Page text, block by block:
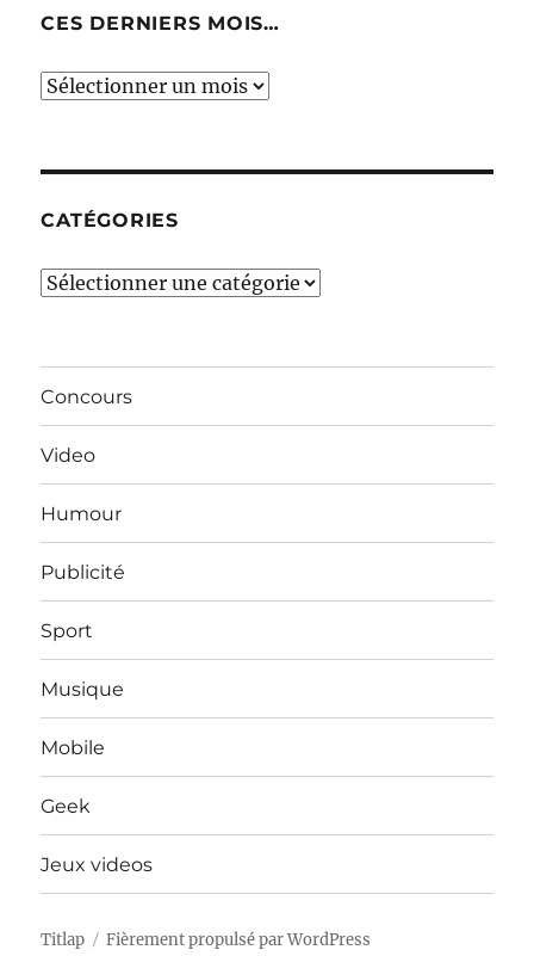
CES DERNIERS MOIS…
Ces
CATÉGORIES
Catégories
Concours
Video
Humour
Publicité
Sport
Musique
Mobile
Geek
Jeux videos
Titlap Fièrement propulsé par WordPress